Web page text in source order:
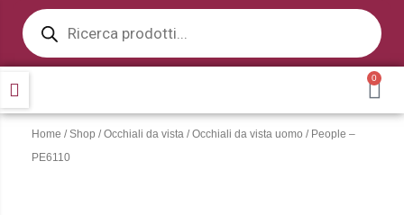
contenuto
Products
search
0
Home /Shop /Occhiali da vista /Occhiali da vista uomo / People –
PE6110